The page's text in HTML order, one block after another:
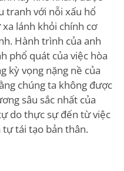
tranh với nỗi xấu hổ
lánh khỏi chính cơ
Hành trình của anh
phổ quát của việc hòa
kỳ vọng nặng nề của
chúng ta không được
sâu sắc nhất của
do thực sự đến từ việc
tái tạo bản thân.